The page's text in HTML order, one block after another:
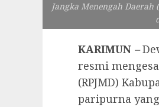
Jangka Menengah
KARIMUN –
resmi
(RPJMD)
paripurna yang